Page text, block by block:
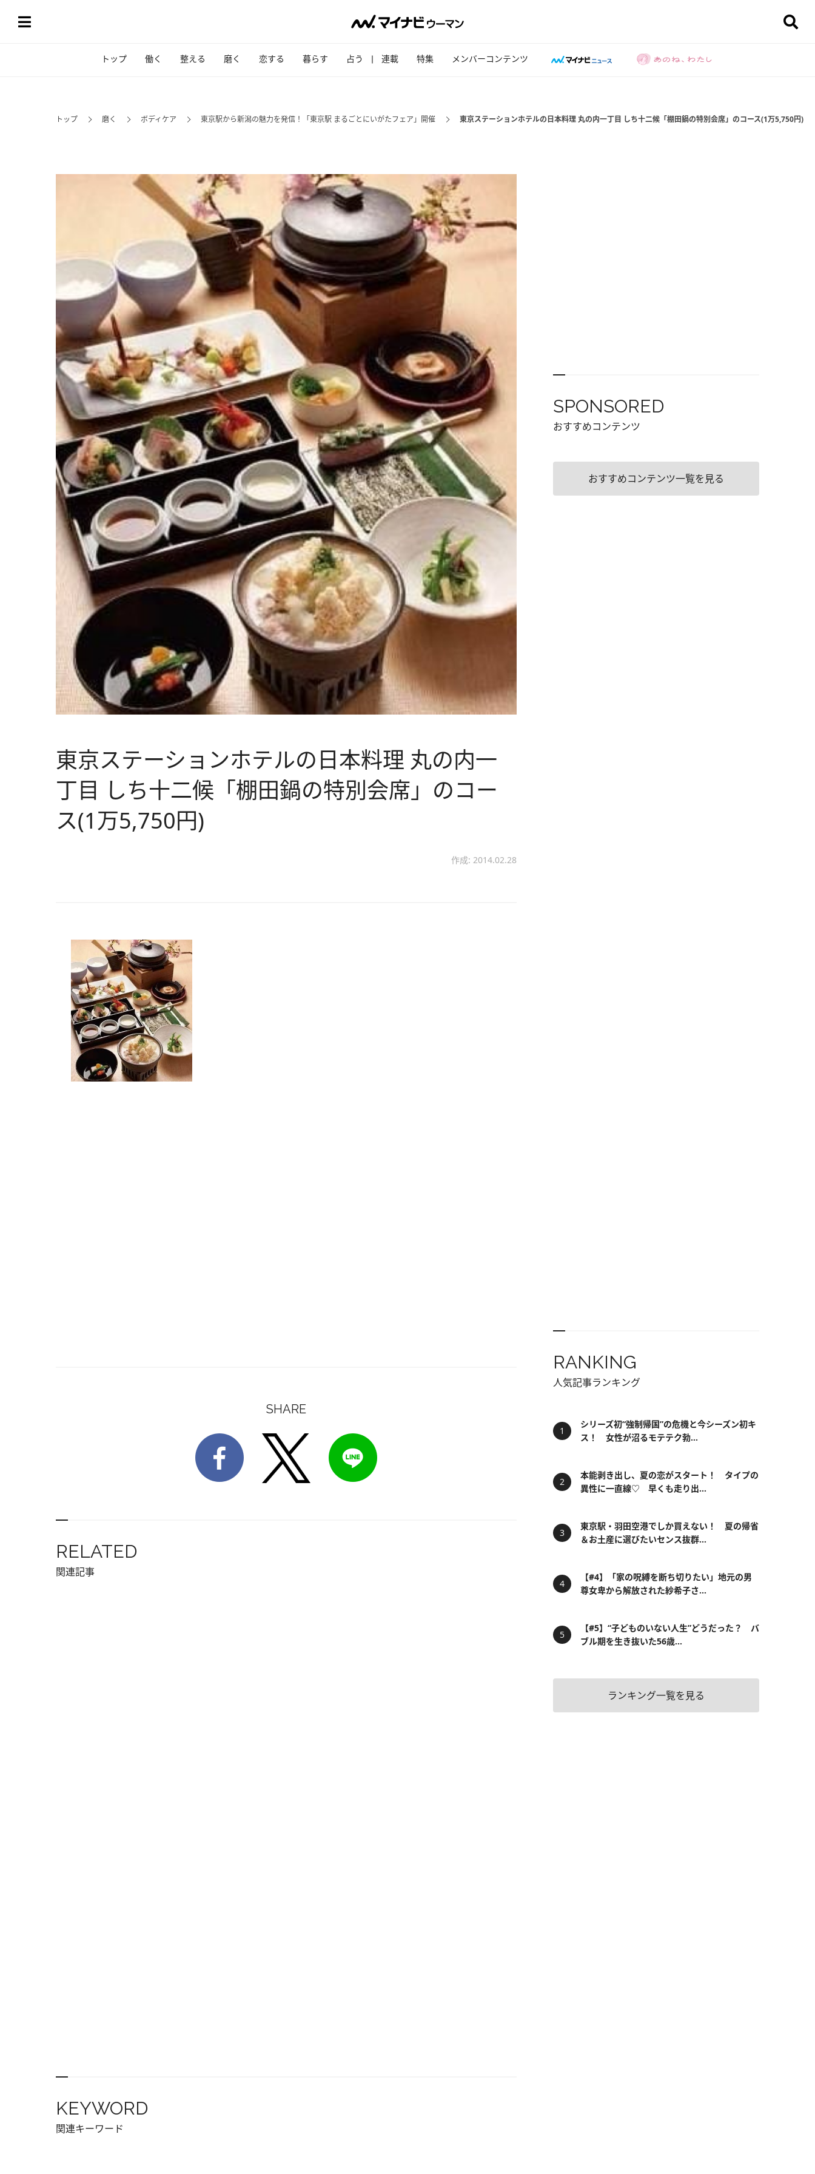
トップ 働く 整える 磨く 恋する 暮らす 占う 連載 特集 メンバーコンテンツ
トップ 磨く ボディケア 東京駅から新潟の魅力を発信！「東京駅 まるごとにいがたフェア」開催 東京ステーションホテルの日本料理 丸の内一丁目 しち十二候「棚田鍋の特別会席」のコース(1万5,750円)
東京ステーションホテルの日本料理 丸の内一
丁目 しち十二候「棚田鍋の特別会席」のコー
ス(1万5,750円)
作成: 2014.02.28
SHARE
RELATED
関連記事
KEYWORD
関連キーワード
SPONSORED
おすすめコンテンツ
おすすめコンテンツ一覧を見る
RANKING
人気記事ランキング
シリーズ初“強制帰国”の危機と今シーズン初キ
ス！ 女性が沼るモテテク勃...
本能剥き出し、夏の恋がスタート！ タイプの
異性に一直線♡ 早くも走り出...
東京駅・羽田空港でしか買えない！ 夏の帰省
＆お土産に選びたいセンス抜群...
【#4】「家の呪縛を断ち切りたい」地元の男
尊女卑から解放された紗希子さ...
【#5】“子どものいない人生”どうだった？ バ
ブル期を生き抜いた56歳...
ランキング一覧を見る